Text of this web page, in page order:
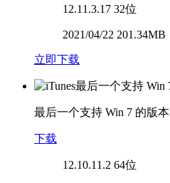
12.11.3.17 32位
2021/04/22 201.34MB
立即下载
最后一个支持 Win 7 的版本
下载
12.10.11.2 64位